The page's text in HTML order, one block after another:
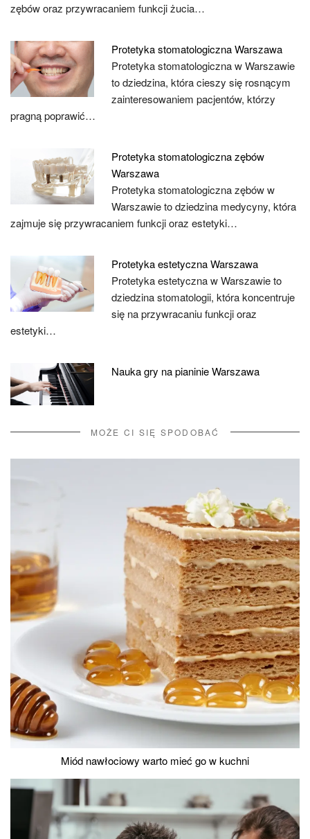
zębów oraz przywracaniem funkcji żucia…
Protetyka stomatologiczna Warszawa
Protetyka stomatologiczna w Warszawie
to dziedzina, która cieszy się rosnącym
zainteresowaniem pacjentów, którzy
pragną poprawić…
Protetyka stomatologiczna zębów
Warszawa
Protetyka stomatologiczna zębów w
Warszawie to dziedzina medycyny, która
zajmuje się przywracaniem funkcji oraz estetyki…
Protetyka estetyczna Warszawa
Protetyka estetyczna w Warszawie to
dziedzina stomatologii, która koncentruje
się na przywracaniu funkcji oraz
estetyki…
Nauka gry na pianinie Warszawa
MOŻE CI SIĘ SPODOBAĆ
Miód nawłociowy warto mieć go w kuchni